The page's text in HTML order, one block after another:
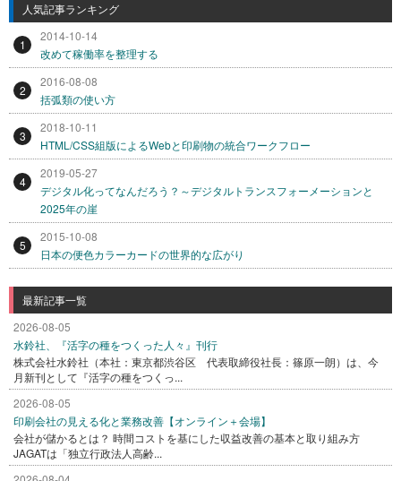
人気記事ランキング
1
2014-10-14
改めて稼働率を整理する
2
2016-08-08
括弧類の使い方
3
2018-10-11
HTML/CSS組版によるWebと印刷物の統合ワークフロー
4
2019-05-27
デジタル化ってなんだろう？～デジタルトランスフォーメーションと
2025年の崖
5
2015-10-08
日本の便色カラーカードの世界的な広がり
最新記事一覧
2026-08-05
水鈴社、『活字の種をつくった人々』刊行
株式会社水鈴社（本社：東京都渋谷区 代表取締役社長：篠原一朗）は、今
月新刊として『活字の種をつくっ...
2026-08-05
印刷会社の見える化と業務改善【オンライン＋会場】
会社が儲かるとは？ 時間コストを基にした収益改善の基本と取り組み方
JAGATは「独立行政法人高齢...